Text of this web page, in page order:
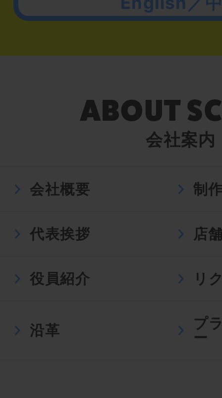
会社案内
会社概要 制
代表挨拶 店
役員紹介 リ
沿革
プ
ー